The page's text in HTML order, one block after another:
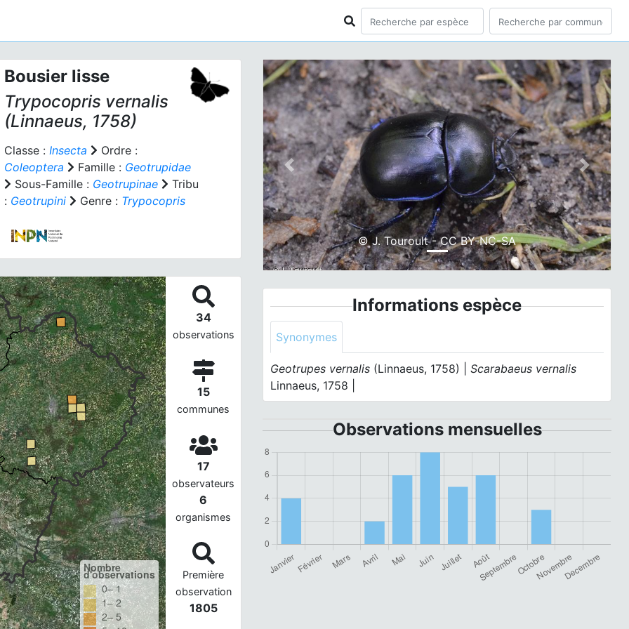
Bousier lisse
Trypocopris vernalis
(Linnaeus, 1758)
Classe : Insecta
Ordre :
Coleoptera
Famille : Geotrupidae
Sous-Famille : Geotrupinae
Tribu
: Geotrupini Genre : Trypocopris
Nombre
d'observations
0– 1
1– 2
2– 5
34
observations
15
communes
17
observateurs
6
organismes
Première
observation
1805
© J. Touroult - CC BY-NC-SA
Previous Next
Informations espèce
Synonymes
Geotrupes vernalis (Linnaeus, 1758) |Scarabaeus vernalis
Linnaeus, 1758 |
Observations mensuelles